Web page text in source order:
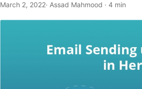
March 2, 2022· Assad Mahmood · 4 min